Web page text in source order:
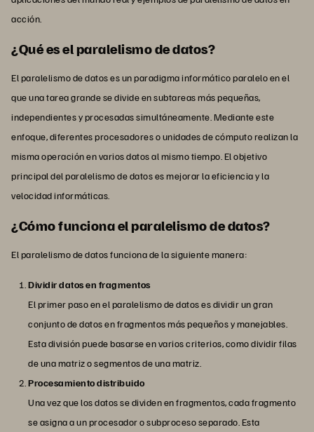
acción.
¿Qué es el paralelismo de datos?
El paralelismo de datos es un paradigma informático paralelo en el
que una tarea grande se divide en subtareas más pequeñas,
independientes y procesadas simultáneamente. Mediante este
enfoque, diferentes procesadores o unidades de cómputo realizan la
misma operación en varios datos al mismo tiempo. El objetivo
principal del paralelismo de datos es mejorar la eficiencia y la
velocidad informáticas.
¿Cómo funciona el paralelismo de datos?
El paralelismo de datos funciona de la siguiente manera:
Dividir datos en fragmentos
El primer paso en el paralelismo de datos es dividir un gran
conjunto de datos en fragmentos más pequeños y manejables.
Esta división puede basarse en varios criterios, como dividir filas
de una matriz o segmentos de una matriz.
Procesamiento distribuido
Una vez que los datos se dividen en fragmentos, cada fragmento
se asigna a un procesador o subproceso separado. Esta